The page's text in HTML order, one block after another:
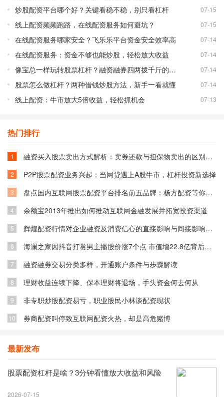
炒股配资平台哪个好？关键看稳不稳，别只看杠杆 07-15
线上配资频频跑路，在线配资服务如何避坑？ 07-15
在线配资服务哪家安全？飞乐乐平台资金安全效率高 07-14
在线配资服务：资金不够也能炒股，轻松放大收益 07-14
像宝总一样玩转股票杠杆？融资融券四两拨千斤的秘密 07-14
股票怎么做杠杆？两种借钱炒股方法，新手一看就懂 07-14
线上配资：牛市放大5倍收益，轻松抓机会 07-13
热门排行
1 融资买入股票卖出方式解析：卖券还款与担保物卖出的区别与选择
2 P2P股票配资业务兴起：当网贷遇上A股牛市，杠杆投资新选择
3 盘点国内互联网股票配资平台排名前五品牌：杨方配资等你了解
4 余额宝2013年推出如何推动互联网金融发展并拓宽投资渠道
5 辉煌配资行情对企业融资及消费信心的直接影响与间接影响分析
6 海澜之家因抖音打赏男主播股价涨7个点 市值增22.8亿背后原因
7 融资融券交易分类多样，开通账户条件与步骤解读
8 理财收益连续下降、保本理财将退场，手头资金何去何从
9 非专职炒股配资易亏，职业股民小林谈配资现状
10 券商配资叫停致互联网配资火热，却是高危赌博
最新发布
股票配资杠杆是啥？3分钟看懂放大收益和风险
2026-07-15